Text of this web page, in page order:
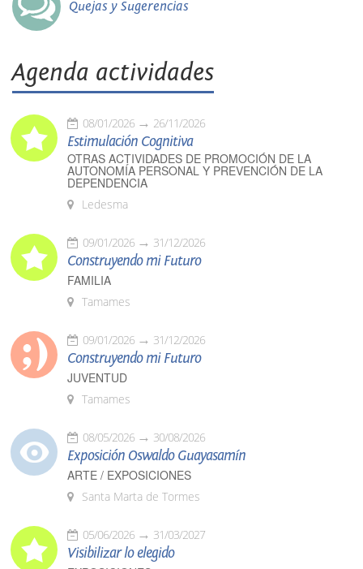
Quejas y Sugerencias
Agenda actividades
08/01/2026 26/11/2026
Estimulación Cognitiva
OTRAS ACTIVIDADES DE PROMOCIÓN DE LA
AUTONOMÍA PERSONAL Y PREVENCIÓN DE LA
DEPENDENCIA
Ledesma
09/01/2026 31/12/2026
Construyendo mi Futuro
FAMILIA
Tamames
09/01/2026 31/12/2026
Construyendo mi Futuro
JUVENTUD
Tamames
08/05/2026 30/08/2026
Exposición Oswaldo Guayasamín
ARTE / EXPOSICIONES
Santa Marta de Tormes
05/06/2026 31/03/2027
Visibilizar lo elegido